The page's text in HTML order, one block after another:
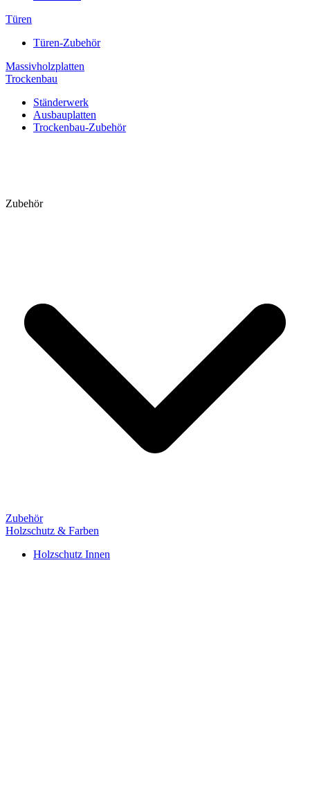
Türen
Türen-Zubehör
Massivholzplatten
Trockenbau
Ständerwerk
Ausbauplatten
Trockenbau-Zubehör
Zubehör
Zubehör
Holzschutz & Farben
Holzschutz Innen